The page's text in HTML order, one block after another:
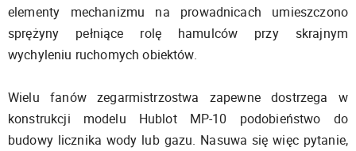
elementy mechanizmu na prowadnicach umieszczono
sprężyny pełniące rolę hamulców przy skrajnym
wychyleniu ruchomych obiektów.
Wielu fanów zegarmistrzostwa zapewne dostrzega w
konstrukcji modelu Hublot MP-10 podobieństwo do
budowy licznika wody lub gazu. Nasuwa się więc pytanie,